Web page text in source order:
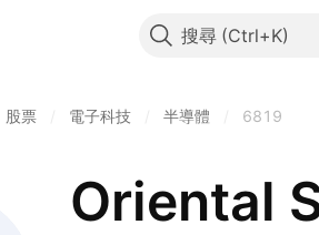
搜尋
股票 電子科技 半導體 6819
Oriental